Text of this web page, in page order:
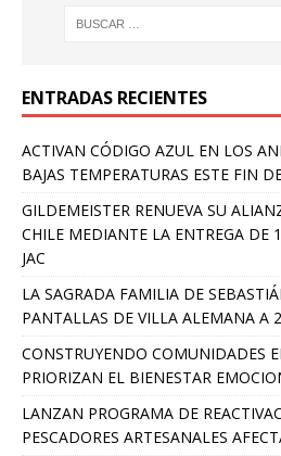
ENTRADAS RECIENTES
ACTIVAN CÓDIGO AZUL EN LOS
BAJAS TEMPERATURAS ESTE FIN
GILDEMEISTER RENUEVA SU
CHILE MEDIANTE LA ENTREGA DE
JAC
LA SAGRADA FAMILIA DE
PANTALLAS DE VILLA ALEMANA A
CONSTRUYENDO COMUNIDADES
PRIORIZAN EL BIENESTAR
LANZAN PROGRAMA DE
PESCADORES ARTESANALES